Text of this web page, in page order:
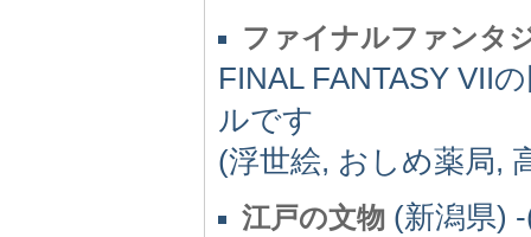
ファイナルファンタ
FINAL FANTASY VII
ルです
(浮世絵, おしめ薬局,
江戸の文物 (新潟県)